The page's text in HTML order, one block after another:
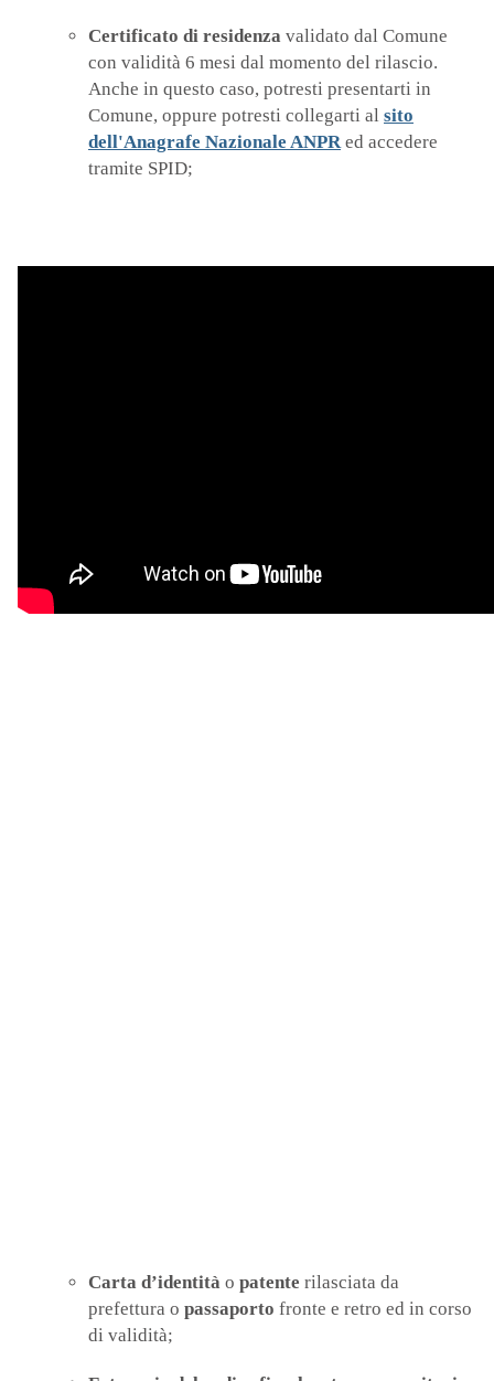
Certificato di residenza validato dal Comune
con validità 6 mesi dal momento del rilascio.
Anche in questo caso, potresti presentarti in
Comune, oppure potresti collegarti al sito
dell'Anagrafe Nazionale ANPRed accedere
tramite SPID;
Carta d’identità o patente rilasciata da
prefettura o passaporto fronte e retro ed in corso
di validità;